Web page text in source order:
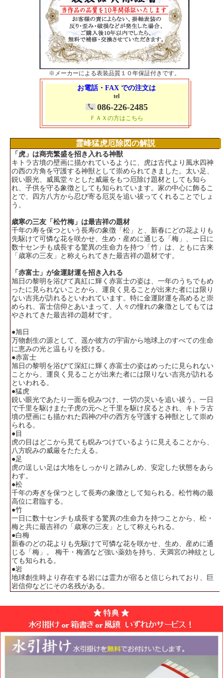
※メーカーによる表装品質１０年保証付きです。
お電話・FAX での注文は
tel
086-226-2485
ＦＡＸの方はこちら
霊峰猛虎厄除図の解説
「虎」は商売繁盛を招き入れる神獣
キトラ古墳の壁画に描かれているように、虎は古代より風水四神
の西の方角を守護する神獣として崇められてきました。太い足、
鋭い眼光、威風堂々とした威厳をもつ厄除け題材としても知ら
れ、子供を守る象徴としても知られています。家の中心に飾るこ
とで、四方八方から忍び寄る厄災を追い祓ってくれることでしょ
う。
歳寒の三友「松竹梅」は最吉祥の題材
千年の寿を保つという長寿の象徴「松」と、新春にどの花よりも
先駆けて可憐な花を咲かせ、生め・産めに通じる「梅」、一日に
数十センチも成長する驚異の生命力を持つ「竹」は、ともに古来
「歳寒の三友」と称えられてきた最吉祥の題材です。
「赤富士」が金運財運を招き入れる
旭日の黎明を浴びて真紅に輝く赤富士の姿は、一年のうちでもめ
ったに見られないことから、運良く見ることが出来た者には限り
ない吉兆が訪れるといわれています。特に金運財運を高めると崇
められ、富士信仰とあいまって、人々の憧れの象徴としてもては
やされてきた最吉祥の題材です。
●旭日
万物創生の源として、遥か彼方の宇宙から地球上のすべての生命
に恵みの光と温もりを授ける。
●赤富士
旭日の黎明を浴びて深紅に輝く赤富士の姿はめったに見られない
ことから、運良く見ることが出来た者には限りない吉兆が訪れる
といわれる。
●猛虎
鋭い眼光であたり一面を睨みつけ、一切の災いを追い祓う。一日
で千里を駆けまた子虎の元へと千里を駆け戻るとされ、キトラ古
墳の壁画にも描かれた四神の中の西方を守護する神獣として崇め
られる。
●目
虎の目はどこから見ても睨みつけているように見えることから、
八方睨みの威厳をたたえる。
●足
虎の逞しい足は大地をしっかりと踏みしめ、安定した状態をあら
わす。
●松
千年の寿ぎを保つとして長寿の象徴として知られる。松竹梅の最
高位に君臨する。
●竹
一日に数十センチも成長する驚異の生命力を持つことから、松・
梅と共に最吉祥の「歳寒の三友」として称えられる。
●白梅
新春のどの花よりも先駆けて可憐な花を咲かせ、生め、産めに通
じる「梅」。 梅干・梅酒など強い薬効を持ち、天満宮の神紋とし
ても知られる。
●岩
地球創生時より存在する岩には霊力が宿ると信じられており、巨
岩信仰などにその名残がある。